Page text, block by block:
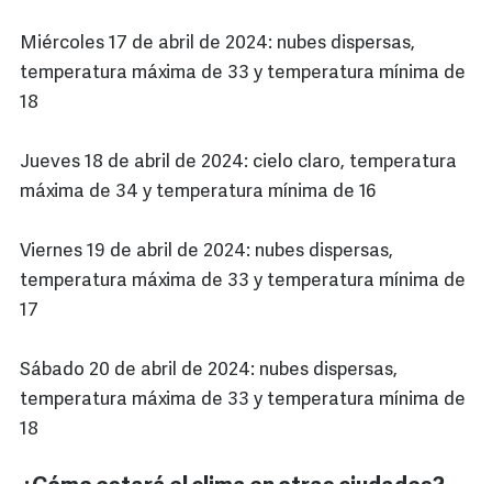
Miércoles 17 de abril de 2024: nubes dispersas,
temperatura máxima de 33 y temperatura mínima de
18
Jueves 18 de abril de 2024: cielo claro, temperatura
máxima de 34 y temperatura mínima de 16
Viernes 19 de abril de 2024: nubes dispersas,
temperatura máxima de 33 y temperatura mínima de
17
Sábado 20 de abril de 2024: nubes dispersas,
temperatura máxima de 33 y temperatura mínima de
18